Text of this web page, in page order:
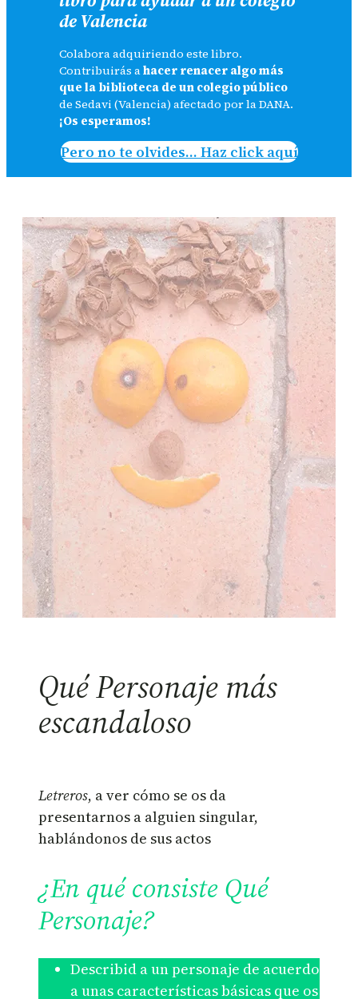
de Valencia
Colabora adquiriendo este libro.
Contribuirás ahacer renacer algo más
que la biblioteca de un colegio público
de Sedavi (Valencia) afectado por la DANA.
¡Os esperamos!
Pero no te olvides… Haz click aquí
Qué Personaje más
escandaloso
Letreros, a ver cómo se os da
presentarnos a alguien singular,
hablándonos de sus actos
¿En qué consiste Qué
Personaje?
Describid a un personaje de acuerdo
a unas características básicas que os